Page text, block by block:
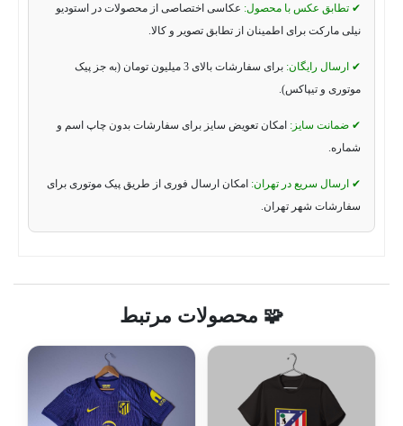
✔ تطابق عکس با محصول: عکاسی اختصاصی از محصولات در استودیو
نیلی مارکت برای اطمینان از تطابق تصویر و کالا.
✔ ارسال رایگان:
برای سفارشات بالای 3 میلیون تومان (به جز پیک
موتوری و تیپاکس).
✔ ضمانت سایز: امکان تعویض سایز برای سفارشات بدون چاپ اسم و
شماره.
✔ ارسال سریع در تهران: امکان ارسال فوری از طریق پیک موتوری برای
سفارشات شهر تهران.
🧩 محصولات مرتبط